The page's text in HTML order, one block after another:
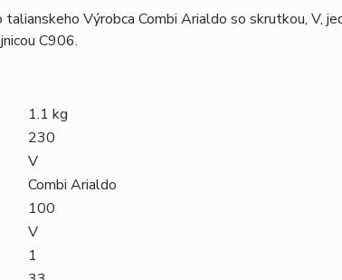
Výrobca Combi Arialdo so skrutkou, V,
C906.
1.1 kg
230
V
Combi Arialdo
100
V
1